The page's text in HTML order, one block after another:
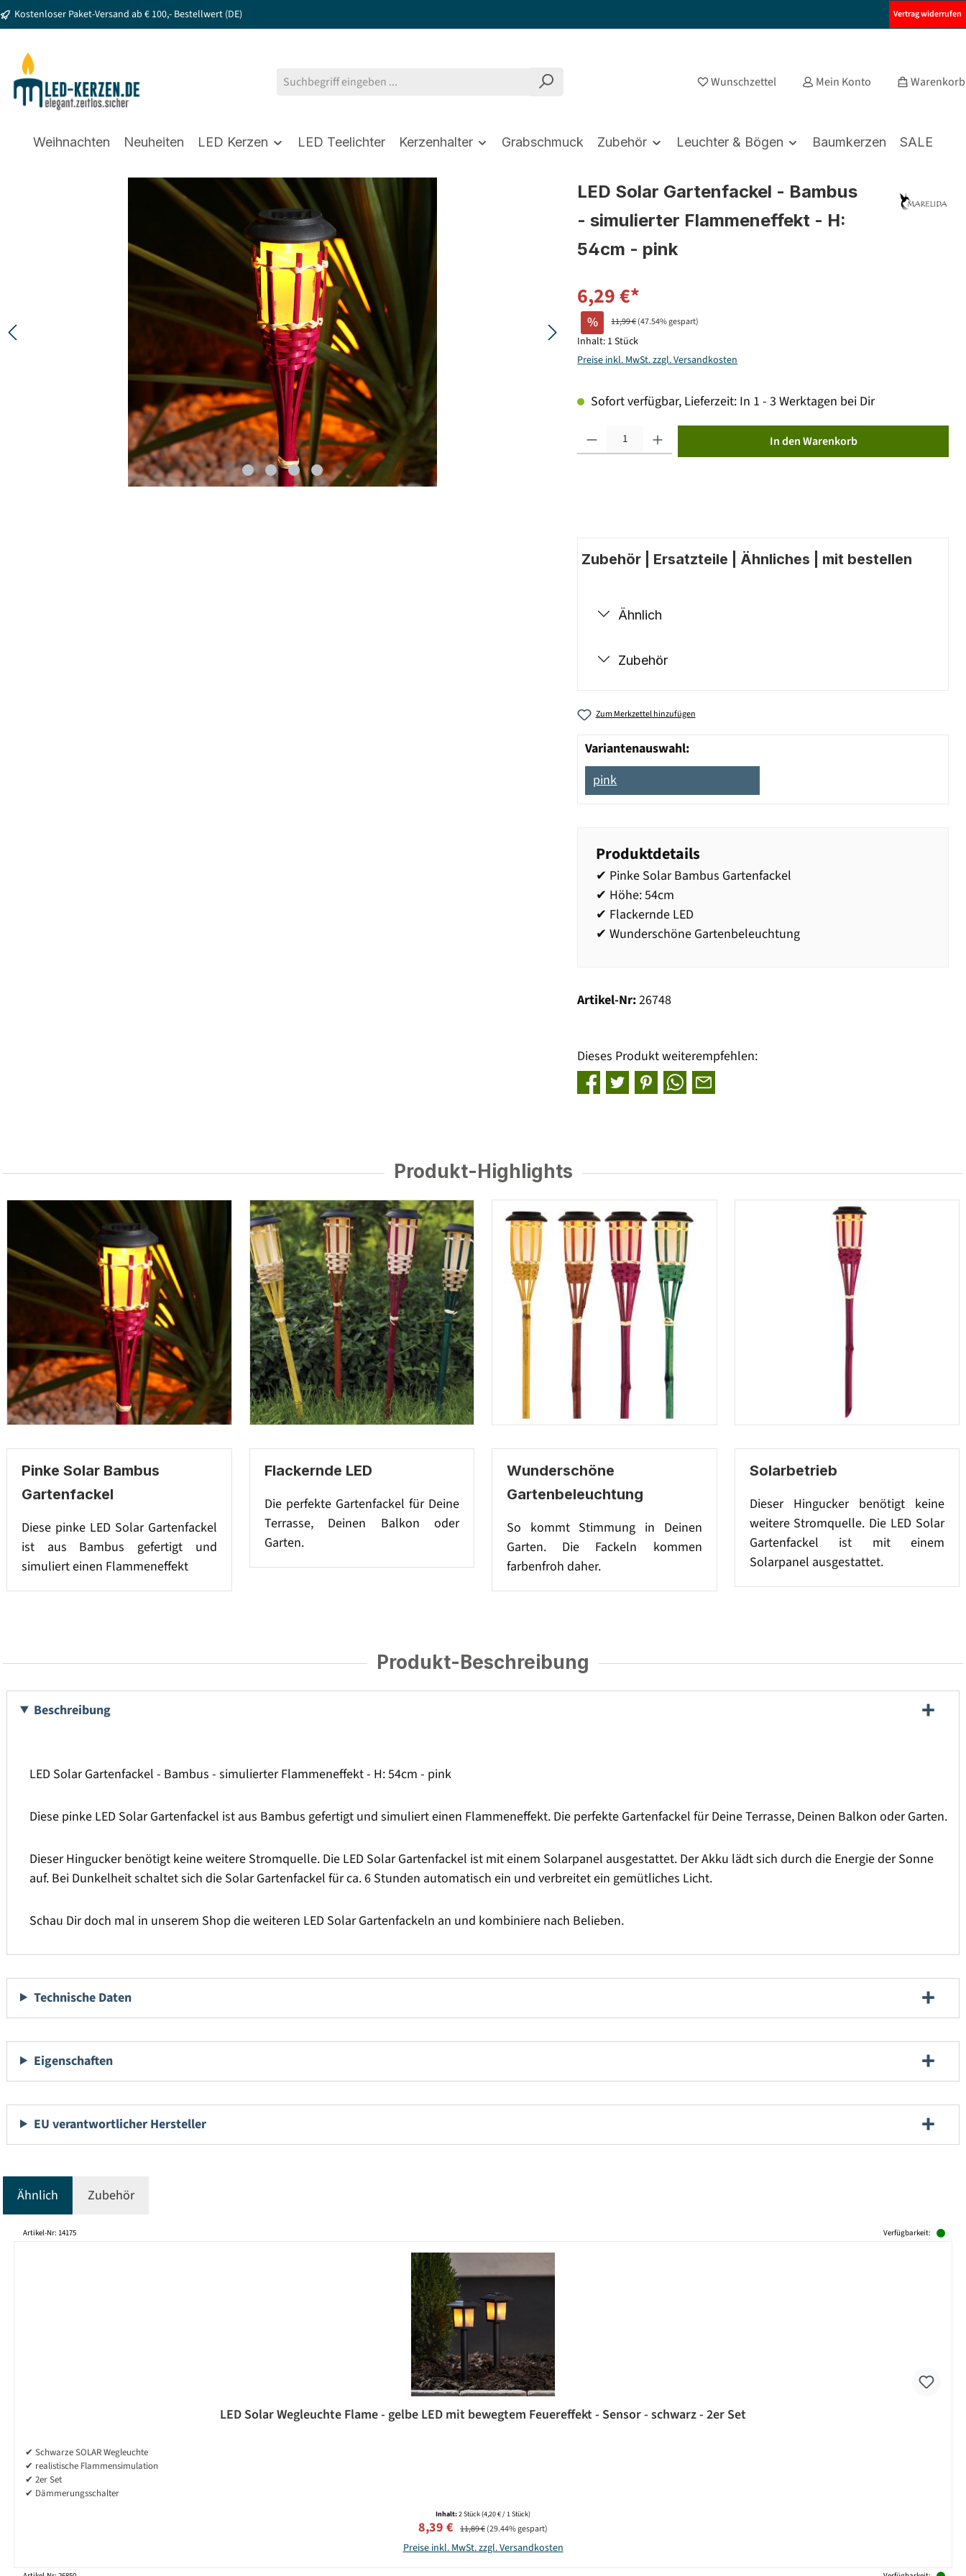
Zur Hauptnavigation springen
Kostenloser Paket-Versand ab € 100,- Bestellwert (DE) Vertrag widerrufen
Wunschzettel Mein Konto Warenkorb
Weihnachten Neuheiten LED Kerzen LED Teelichter Kerzenhalter Grabschmuck Zubehör Leuchter & Bögen Baumkerzen SALE
Bildergalerie überspringen
LED Solar Gartenfackel - Bambus
- simulierter Flammeneffekt - H:
54cm - pink
6,29 €*
% 11,99 €(47.54% gespart)
Inhalt: 1 Stück
Preise inkl. MwSt. zzgl. Versandkosten
Sofort verfügbar, Lieferzeit: In 1 - 3 Werktagen bei Dir
In den Warenkorb
Zubehör | Ersatzteile | Ähnliches | mit bestellen
Ähnlich
Zubehör
Zum Merkzettel hinzufügen
Variantenauswahl:
pink
Produktdetails
✔ Pinke Solar Bambus Gartenfackel
✔ Höhe: 54cm
✔ Flackernde LED
✔ Wunderschöne Gartenbeleuchtung
Artikel-Nr:26748
Dieses Produkt weiterempfehlen:
Produkt-Highlights
Pinke Solar Bambus
Gartenfackel
Diese pinke LED Solar Gartenfackel
ist aus Bambus gefertigt und
simuliert einen Flammeneffekt
Flackernde LED
Die perfekte Gartenfackel für Deine
Terrasse, Deinen Balkon oder
Garten.
Wunderschöne
Gartenbeleuchtung
So kommt Stimmung in Deinen
Garten. Die Fackeln kommen
farbenfroh daher.
Solarbetrieb
Dieser Hingucker benötigt keine
weitere Stromquelle. Die LED Solar
Gartenfackel ist mit einem
Solarpanel ausgestattet.
Produkt-Beschreibung
Beschreibung
LED Solar Gartenfackel - Bambus - simulierter Flammeneffekt - H: 54cm - pink
Diese pinke LED Solar Gartenfackel ist aus Bambus gefertigt und simuliert einen Flammeneffekt. Die perfekte Gartenfackel für Deine Terrasse, Deinen Balkon oder Garten.
Dieser Hingucker benötigt keine weitere Stromquelle. Die LED Solar Gartenfackel ist mit einem Solarpanel ausgestattet. Der Akku lädt sich durch die Energie der Sonne
auf. Bei Dunkelheit schaltet sich die Solar Gartenfackel für ca. 6 Stunden automatisch ein und verbreitet ein gemütliches Licht.
Schau Dir doch mal in unserem Shop die weiteren LED Solar Gartenfackeln an und kombiniere nach Belieben.
Technische Daten
Eigenschaften
EU verantwortlicher Hersteller
Ähnlich Zubehör
Produktgalerie überspringen
Artikel-Nr: 14175 Verfügbarkeit:
LED Solar Wegleuchte Flame - gelbe LED mit bewegtem Feuereffekt - Sensor - schwarz - 2er Set
✔ Schwarze SOLAR Wegleuchte
✔ realistische Flammensimulation
✔ 2er Set
✔ Dämmerungsschalter
Inhalt:2 Stück(4,20 € / 1 Stück)
Verkaufspreis:
8,39 € Regulärer Preis:
11,89 €(29.44% gespart)
Preise inkl. MwSt. zzgl. Versandkosten